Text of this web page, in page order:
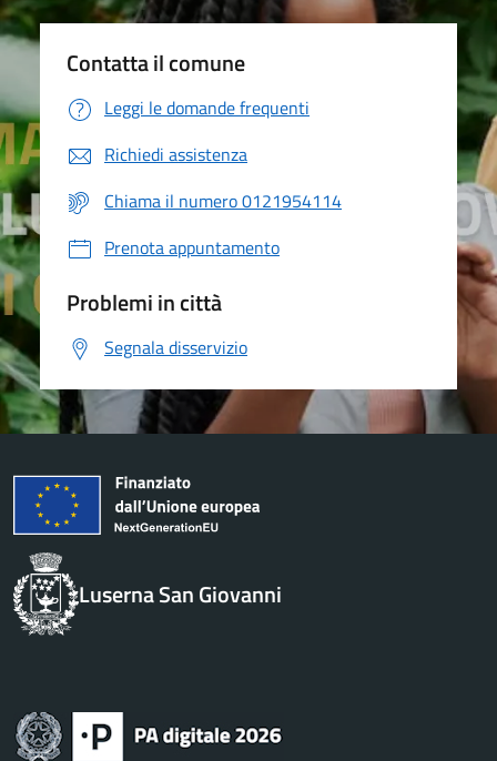
Contatta il comune
Leggi le domande frequenti
Richiedi assistenza
Chiama il numero 0121954114
Prenota appuntamento
Problemi in città
Segnala disservizio
Luserna San Giovanni